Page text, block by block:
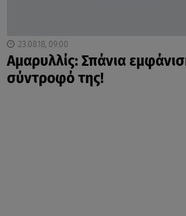
23.08.18, 09:00
Αμαρυλλίς: Σπάνια
σύντροφό της!